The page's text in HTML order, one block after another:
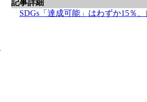
記事詳細
SDGs「達成可能」はわずか15％